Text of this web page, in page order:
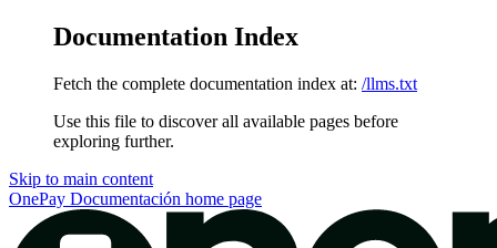
Documentation Index
Fetch the complete documentation index at: /llms.txt
Use this file to discover all available pages before
exploring further.
Skip to main content
OnePay Documentación home page